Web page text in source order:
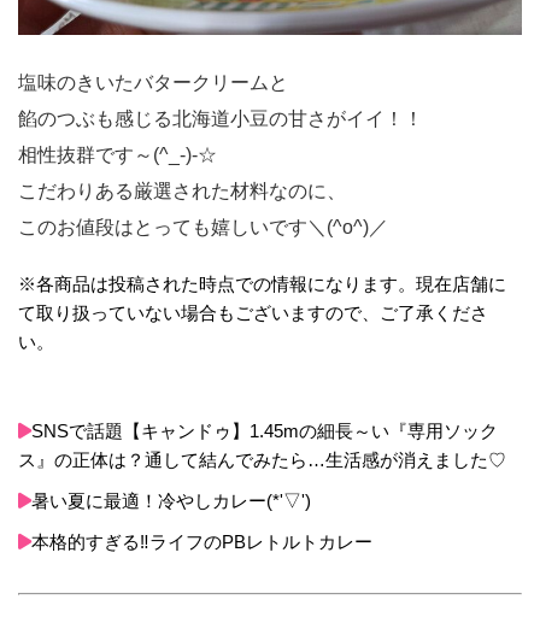
塩味のきいたバタークリームと
餡のつぶも感じる北海道小豆の甘さがイイ！！
相性抜群です～(^_-)-☆
こだわりある厳選された材料なのに、
このお値段はとっても嬉しいです＼(^o^)／
※各商品は投稿された時点での情報になります。現在店舗に
て取り扱っていない場合もございますので、ご了承くださ
い。
SNSで話題【キャンドゥ】1.45mの細長～い『専用ソック
ス』の正体は？通して結んでみたら…生活感が消えました♡
暑い夏に最適！冷やしカレー(*'▽')
本格的すぎる‼ライフのPBレトルトカレー